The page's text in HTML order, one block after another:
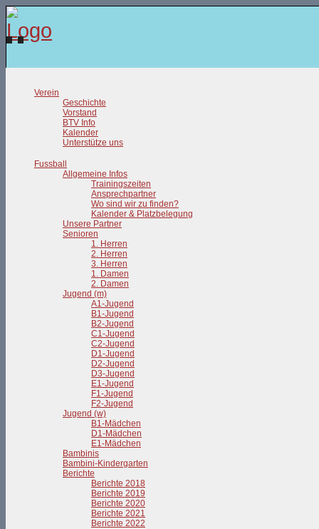
Verein
Geschichte
Vorstand
BTV Info
Kalender
Unterstütze uns
Fussball
Allgemeine Infos
Trainingszeiten
Ansprechpartner
Wo sind wir zu finden?
Kalender & Platzbelegung
Unsere Partner
Senioren
1. Herren
2. Herren
3. Herren
1. Damen
2. Damen
Jugend (m)
A1-Jugend
B1-Jugend
B2-Jugend
C1-Jugend
C2-Jugend
D1-Jugend
D2-Jugend
D3-Jugend
E1-Jugend
F1-Jugend
F2-Jugend
Jugend (w)
B1-Mädchen
D1-Mädchen
E1-Mädchen
Bambinis
Bambini-Kindergarten
Berichte
Berichte 2018
Berichte 2019
Berichte 2020
Berichte 2021
Berichte 2022